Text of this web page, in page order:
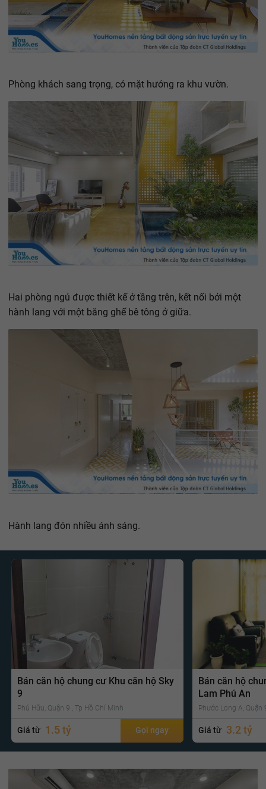
Phòng khách sang trọng, có mặt hướng ra khu vườn.
Hai phòng ngủ được thiết kế ở tầng trên, kết nối bởi một
hành lang với một băng ghế bê tông ở giữa.
Hành lang đón nhiều ánh sáng.
Bán căn hộ chung cư Khu căn hộ Sky
9
Phú Hữu, Quận 9 , Tp Hồ Chí Minh
Giá từ 1.5 tỷ Gọi ngay
Bán căn hộ
Lam Phú An
Phước Long A, Quận
Giá từ 3.2 tỷ